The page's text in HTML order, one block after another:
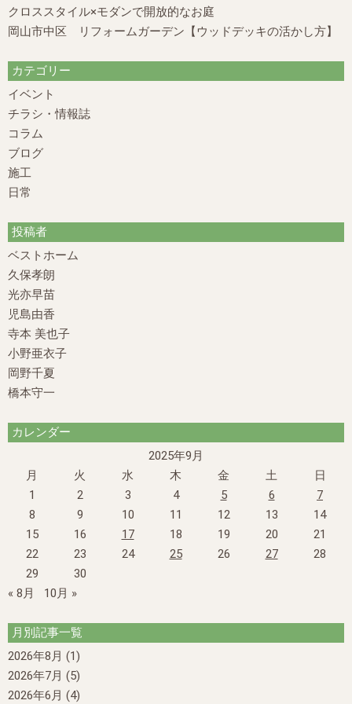
クロススタイル×モダンで開放的なお庭
岡山市中区 リフォームガーデン【ウッドデッキの活かし方】
カテゴリー
イベント
チラシ・情報誌
コラム
ブログ
施工
日常
投稿者
ベストホーム
久保孝朗
光亦早苗
児島由香
寺本 美也子
小野亜衣子
岡野千夏
橋本守一
カレンダー
2025年9月
月
火 水 木 金 土
日
1
2 3 4 5 6
7
8
9 10 11 12 13
14
15
16 17 18 19 20
21
22
23 24 25 26 27
28
29
30
« 8月
10月 »
月別記事一覧
2026年8月 (1)
2026年7月 (5)
2026年6月 (4)